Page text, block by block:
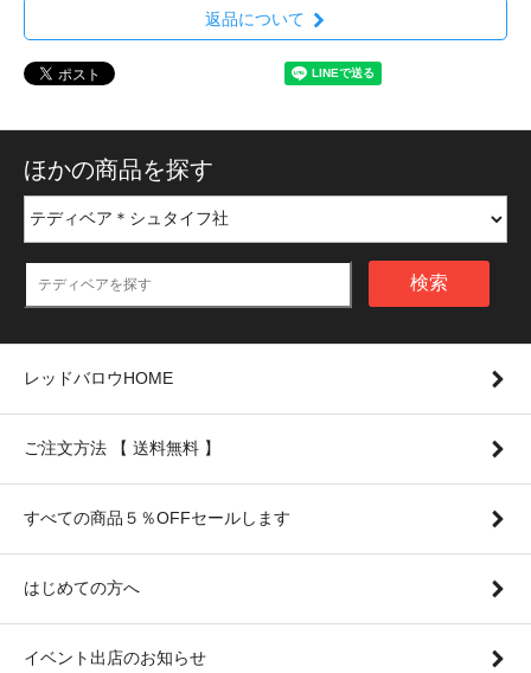
返品について
ほかの商品を探す
検索
レッドバロウHOME
ご注文方法 【 送料無料 】
すべての商品５％OFFセールします
はじめての方へ
イベント出店のお知らせ